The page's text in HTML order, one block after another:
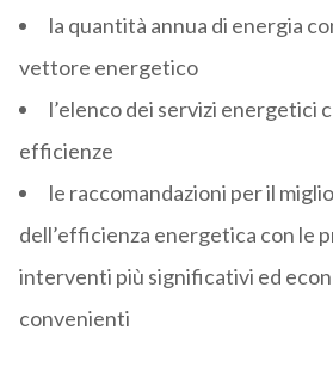
la quantità annua di energia
vettore energetico
l’elenco dei servizi energetici
efficienze
le raccomandazioni per il
dell’efficienza energetica con le
interventi più significativi ed
convenienti